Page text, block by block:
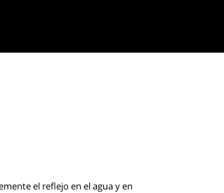
el reflejo en el agua y en